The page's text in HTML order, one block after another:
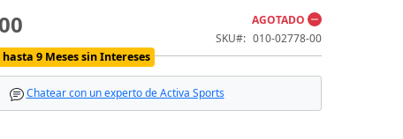
AGOTADO
SKU
010-02778-00
9 Meses sin Intereses
Chatear con un experto de Activa Sports